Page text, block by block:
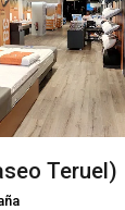
Teruel)